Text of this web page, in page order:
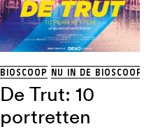
BIOSCOOP NU IN DE BIOSCOOP
De Trut: 10
portretten